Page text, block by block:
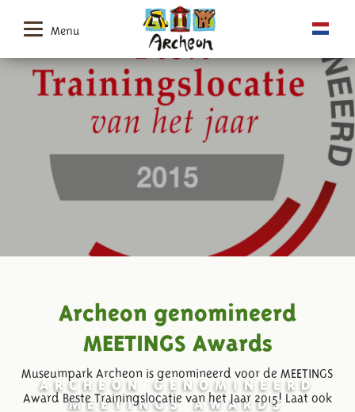
Menu
ARCHEON GENOMINEERD
MEETINGS AWARDS
Archeon genomineerd
MEETINGS Awards
Museumpark Archeon is genomineerd voor de MEETINGS
Award Beste Trainingslocatie van het Jaar 2015! Laat ook